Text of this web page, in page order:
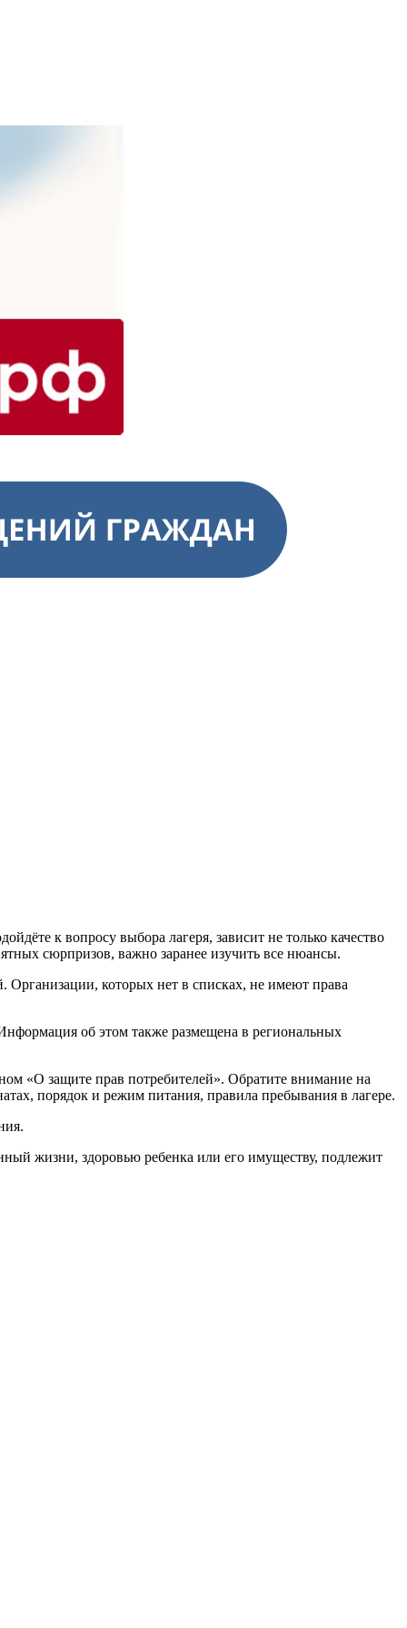
к вопросу выбора лагеря, зависит не только качество
сюрпризов, важно заранее изучить все нюансы.
Организации, которых нет в списках, не имеют права
об этом также размещена в региональных
«О защите прав потребителей». Обратите внимание на
порядок и режим питания, правила пребывания в лагере.
жизни, здоровью ребенка или его имуществу, подлежит